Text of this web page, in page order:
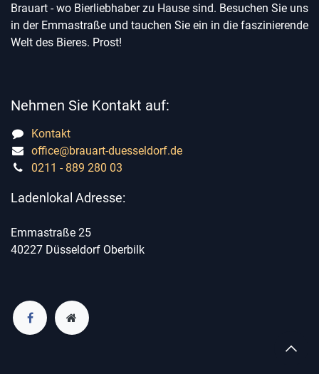
Brauart - wo Bierliebhaber zu Hause sind. Besuchen Sie uns
in der Emmastraße und tauchen Sie ein in die faszinierende
Welt des Bieres. Prost!
Nehmen Sie Kontakt auf:
Kontakt
office@brauart-duesseldorf.de
0211 - 889 280 03
Ladenlokal Adresse:
Emmastraße 25
40227 Düsseldorf Oberbilk